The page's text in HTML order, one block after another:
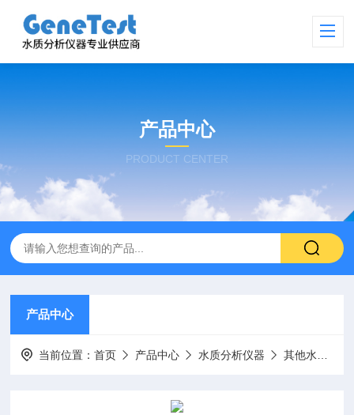
产品中心
PRODUCT CENTER
产品中心
当前位置：首页 产品中心 水质分析仪器 其他水质分析仪及配件